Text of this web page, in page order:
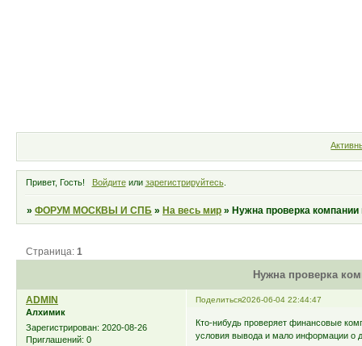
Привет, Гость! Войдитеили зарегистрируйтесь.
»ФОРУМ МОСКВЫ И СПБ »На весь мир »Нужна проверка
Нужна проверка
Страница:1
Поделиться2026-06-04 22:44:47
ADMIN
Алхимик
Зарегистрирован: 2020-08-26
Приглашений: 0
Кто-нибудь проверяет финансовые
условия вывода и мало информации о